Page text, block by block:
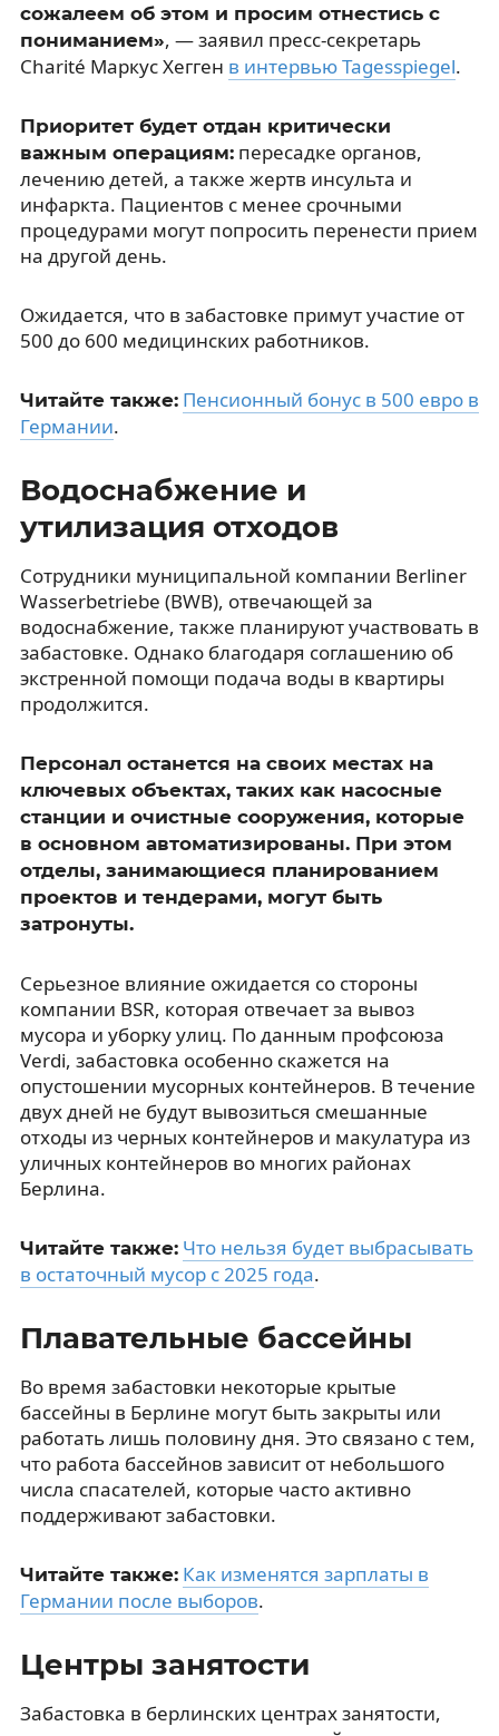
сожалеем об этом и просим отнестись с
пониманием», — заявил пресс-секретарь
Charité Маркус Хегген в интервью Tagesspiegel.
Приоритет будет отдан критически
важным операциям:пересадке органов,
лечению детей, а также жертв инсульта и
инфаркта. Пациентов с менее срочными
процедурами могут попросить перенести прием
на другой день.
Ожидается, что в забастовке примут участие от
500 до 600 медицинских работников.
Читайте также: Пенсионный бонус в 500 евро в
Германии.
Водоснабжение и
утилизация отходов
Сотрудники муниципальной компании Berliner
Wasserbetriebe (BWB), отвечающей за
водоснабжение, также планируют участвовать в
забастовке. Однако благодаря соглашению об
экстренной помощи подача воды в квартиры
продолжится.
Персонал останется на своих местах на
ключевых объектах, таких как насосные
станции и очистные сооружения, которые
в основном автоматизированы. При этом
отделы, занимающиеся планированием
проектов и тендерами, могут быть
затронуты.
Серьезное влияние ожидается со стороны
компании BSR, которая отвечает за вывоз
мусора и уборку улиц. По данным профсоюза
Verdi, забастовка особенно скажется на
опустошении мусорных контейнеров. В течение
двух дней не будут вывозиться смешанные
отходы из черных контейнеров и макулатура из
уличных контейнеров во многих районах
Берлина.
Читайте также: Что нельзя будет выбрасывать
в остаточный мусор с 2025 года.
Плавательные бассейны
Во время забастовки некоторые крытые
бассейны в Берлине могут быть закрыты или
работать лишь половину дня. Это связано с тем,
что работа бассейнов зависит от небольшого
числа спасателей, которые часто активно
поддерживают забастовки.
Читайте также: Как изменятся зарплаты в
Германии после выборов.
Центры занятости
Забастовка в берлинских центрах занятости,